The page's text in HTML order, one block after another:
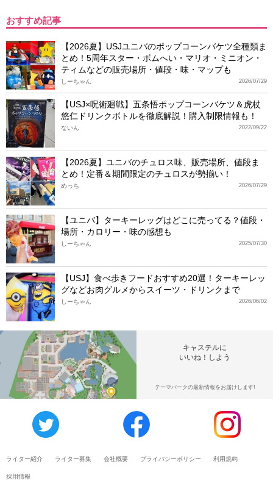
おすすめ記事
【2026夏】USJユニバのポップコーンバケツ全種類ま
とめ！5周年スター・ボムへい・マリオ・ミニオン・
ティムなどの販売場所・値段・味・マップも
2026/07/29
しーちゃん
【USJ×呪術廻戦】五条悟ポップコーンバケツ＆虎杖
悠仁ドリンクボトルを徹底解説！購入制限情報も！
2022/09/22
ないん
【2026夏】ユニバのチュロス味、販売場所、値段ま
とめ！定番＆期間限定のチュロスが勢揃い！
2026/07/29
めっち
【ユニバ】ターキーレッグはどこに売ってる？値段・
場所・カロリー・味の感想も
2025/07/30
しーちゃん
【USJ】食べ歩きフードおすすめ20選！ターキーレッ
グなどお肉グルメからスイーツ・ドリンクまで
2026/06/02
しーちゃん
キャステルに
いいね！しよう
テーマパークの最新情報をお届けします!
ライター紹介 ライター募集 会社概要 プライバシーポリシー 利用規約
採用情報